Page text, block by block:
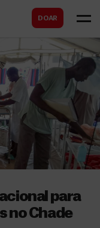
DOAR
para
no Chade